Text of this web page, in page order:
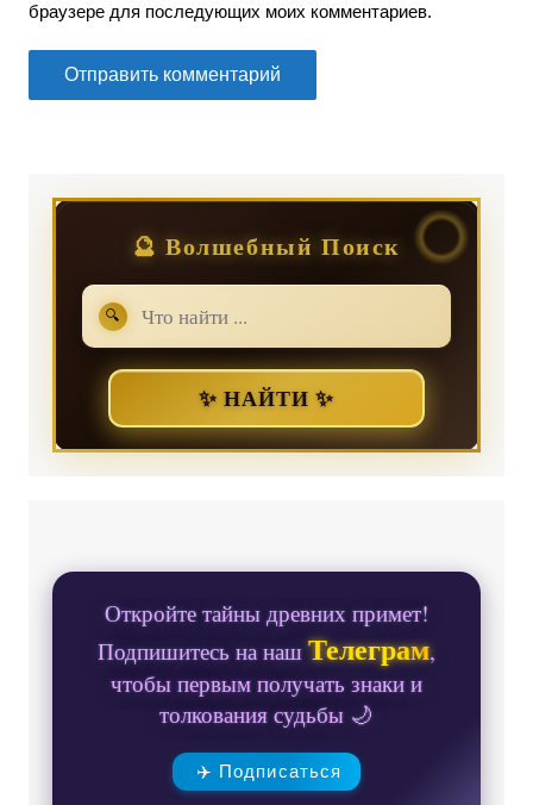
браузере для последующих моих комментариев.
🔮 Волшебный Поиск
🔍
✨ НАЙТИ ✨
Откройте тайны древних примет!
Подпишитесь на нашТелеграм,
чтобы первым получать знаки и
толкования судьбы 🌙
✈️ Подписаться